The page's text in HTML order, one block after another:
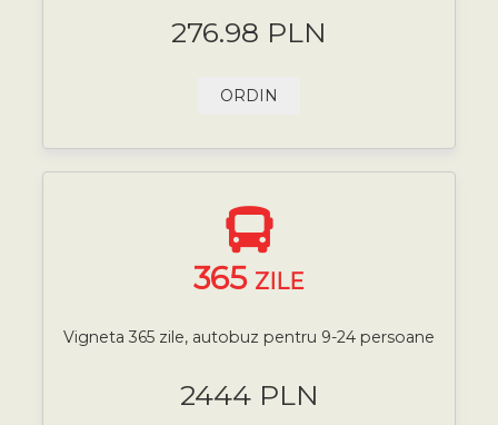
276.98 PLN
ORDIN
365 ZILE
Vigneta 365 zile, autobuz pentru 9-24 persoane
2444 PLN